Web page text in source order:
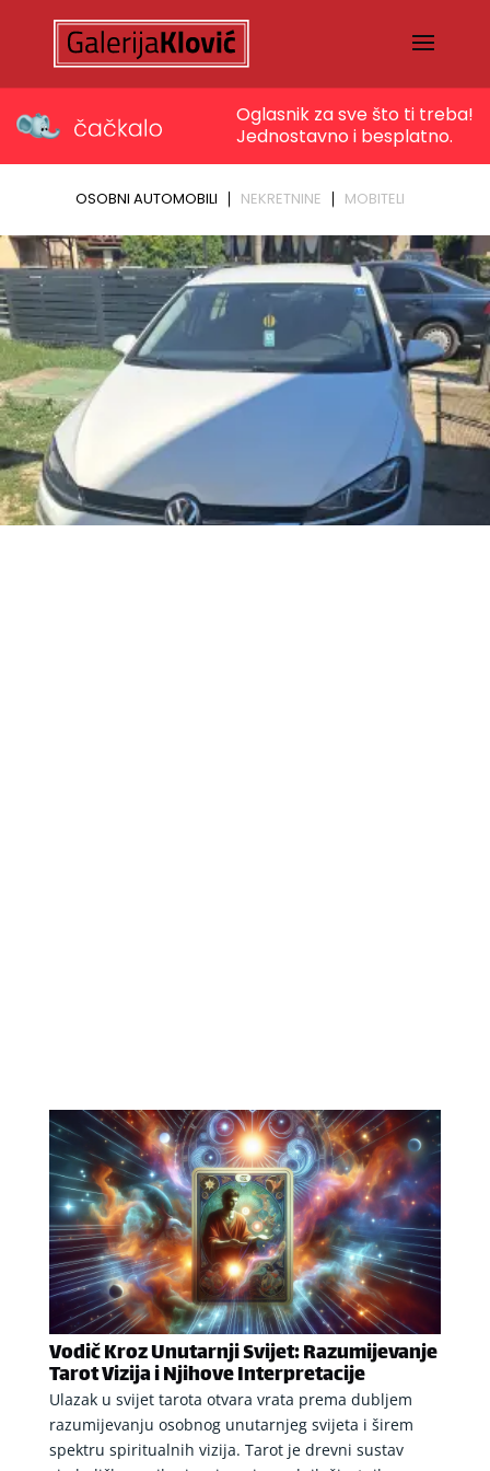
Vodič Kroz Unutarnji Svijet: Razumijevanje
Tarot Vizija i Njihove Interpretacije
Ulazak u svijet tarota otvara vrata prema dubljem
razumijevanju osobnog unutarnjeg svijeta i širem
spektru spiritualnih vizija. Tarot je drevni sustav